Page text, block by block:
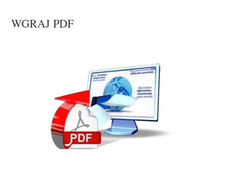
WGRAJ PDF